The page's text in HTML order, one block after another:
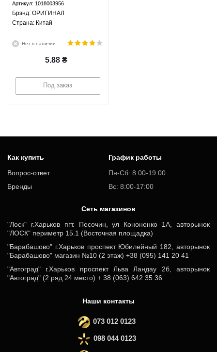
Geely MK 1.5 1.6 МКПП -
1018003956 ОРИГИНАЛ
Артикул: 1018003956
Брэнд: ОРИГИНАЛ
Страна: Китай
Нет в наличии
5.88 ₴
Под заказ
Как купить
Вопрос-ответ
Бренды
График работы
Пн-Сб: 8.00-19.00
Вс: 8:00-17:00
Cеть магазинов
"Лоск" г.Харьков пгт. Песочин, ул Кононенко 1А, авторынок
"ЛОСК" периметр 15.1 (Восточная площадка)
"Барабашово" г.Харьков проспект Юбилейный 182, авторынок
"Барабашово" магазин №10 (2 этаж) +38 (095) 141 20 41
"Автоград" г.Харьков проспект Льва Ландау 2б, авторынок
"Автоград" (2 ряд 24 место) + 38 (063) 642 35 36
Наши контакты
073 012 0123
098 044 0123